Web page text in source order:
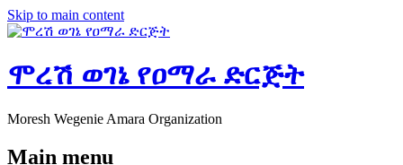
Skip to main content
ሞረሽ ወገኔ የዐማራ ድርጅት
Moresh Wegenie Amara Organization
Main menu